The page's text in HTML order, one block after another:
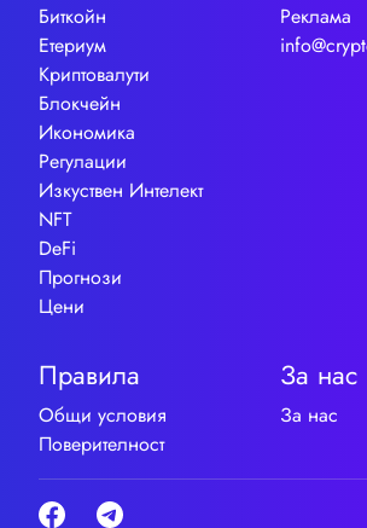
Биткойн
Етериум
Криптовалути
Блокчейн
Икономика
Регулации
Изкуствен Интелект
NFT
DeFi
Прогнози
Цени
Реклама
Правила
Общи условия
Поверителност
За нас
За нас